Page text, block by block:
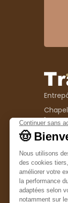
14
42300
4 rue
42300